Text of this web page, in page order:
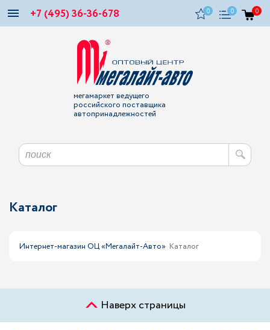
+7 (495) 36-36-678 0 0 0
мегамаркет ведущего
российского поставщика
автопринадлежностей
Каталог
Интернет-магазин ОЦ «Мегалайт-Авто» Каталог
Наверх страницы